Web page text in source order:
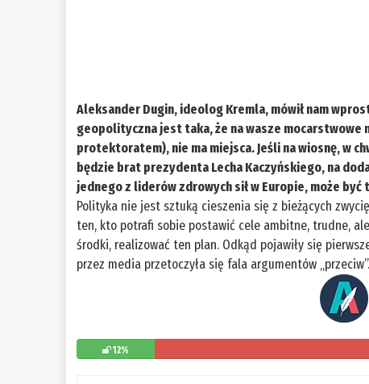
Aleksander Dugin, ideolog Kremla, mówił nam
geopolityczna jest taka, że na wasze mocarstwowe
protektoratem), nie ma miejsca. Jeśli na wiosnę, w
będzie brat prezydenta Lecha Kaczyńskiego, na
jednego z liderów zdrowych sił w Europie, może
Polityka nie jest sztuką cieszenia się z bieżących
ten, kto potrafi sobie postawić cele ambitne, trudne,
środki, realizować ten plan. Odkąd pojawiły się
przez media przetoczyła się fala argumentów „przeciw”.
12%